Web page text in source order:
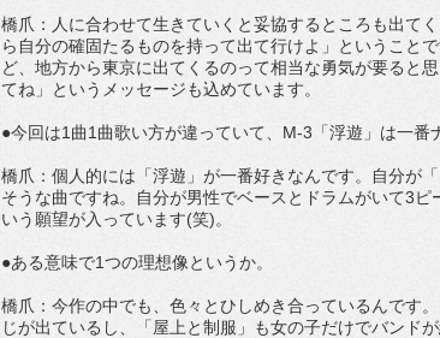
橋爪：人に合わせて生きていくと妥協するところも出て
ら自分の確固たるものを持って出て行けよ」ということ
ど、地方から東京に出てくるのって相当な勇気が要ると
てね」というメッセージも込めています。
●今回は1曲1曲歌い方が違っていて、M-3「浮遊」は一番
橋爪：個人的には「浮遊」が一番好きなんです。自分が
そうな曲ですね。自分が男性でベースとドラムがいて3
いう願望が入っています(笑)。
●ある意味で1つの理想像というか。
橋爪：今作の中でも、色々とひしめき合っているんです
じが出ているし、「屋上と制服」も女の子だけでバンド